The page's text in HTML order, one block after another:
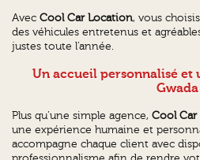
AvecCool Car Location, vous
des véhicules entretenus et
justes toute l’année.
Un accueil personnalisé et
Gwada
Plus qu’une simple agence,Cool
une expérience humaine et
accompagne chaque client avec